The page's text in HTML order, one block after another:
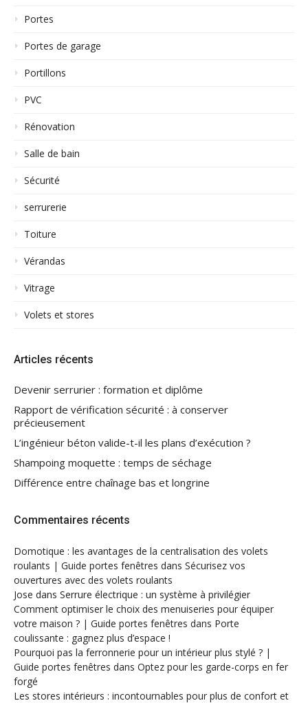
Portes
Portes de garage
Portillons
PVC
Rénovation
Salle de bain
Sécurité
serrurerie
Toiture
Vérandas
Vitrage
Volets et stores
Articles récents
Devenir serrurier : formation et diplôme
Rapport de vérification sécurité : à conserver
précieusement
L’ingénieur béton valide-t-il les plans d’exécution ?
Shampoing moquette : temps de séchage
Différence entre chaînage bas et longrine
Commentaires récents
Domotique : les avantages de la centralisation des volets
roulants | Guide portes fenêtres dans Sécurisez vos
ouvertures avec des volets roulants
Jose dans Serrure électrique : un système à privilégier
Comment optimiser le choix des menuiseries pour équiper
votre maison ? | Guide portes fenêtres dans Porte
coulissante : gagnez plus d’espace !
Pourquoi pas la ferronnerie pour un intérieur plus stylé ? |
Guide portes fenêtres dans Optez pour les garde-corps en fer
forgé
Les stores intérieurs : incontournables pour plus de confort et